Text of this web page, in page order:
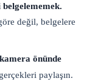
değil, belgelere
önünde
paylaşın.